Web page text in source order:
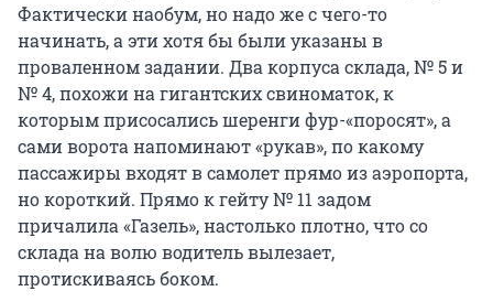
Фактически наобум, но надо же с чего-то
начинать, а эти хотя бы были указаны в
проваленном задании. Два корпуса склада, № 5 и
№ 4, похожи на гигантских свиноматок, к
которым присосались шеренги фур-«поросят», а
сами ворота напоминают «рукав», по какому
пассажиры входят в самолет прямо из аэропорта,
но короткий. Прямо к гейту № 11 задом
причалила «Газель», настолько плотно, что со
склада на волю водитель вылезает,
протискиваясь боком.